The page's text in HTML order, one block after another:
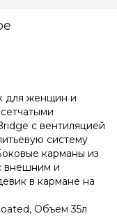
для женщин и
с вентиляцией
систему
карманы из
внешним и
в кармане на
Объем 35л